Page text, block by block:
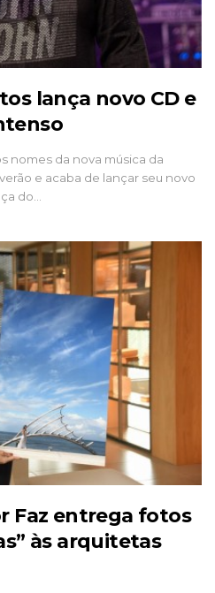
lança novo CD e
nomes da nova música da
e acaba de lançar seu novo
do…
Faz entrega fotos
às arquitetas